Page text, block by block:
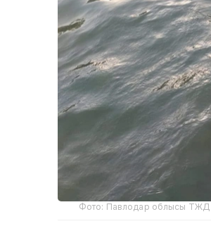
Фото: Павлодар облысы ТЖД